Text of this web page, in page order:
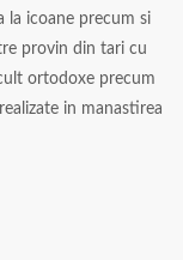
la icoane precum si
provin din tari cu
ortodoxe precum
in manastirea